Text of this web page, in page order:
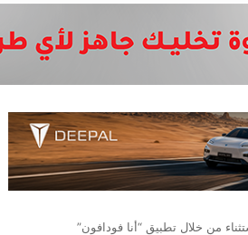
من خلال تطبيق “أنا فودافون”